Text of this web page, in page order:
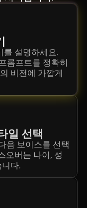
를 설명하세요.
롬프트를 정확히
비전에 가깝게
일 선택
음 보이스를 선택
오버는 나이, 성
다.